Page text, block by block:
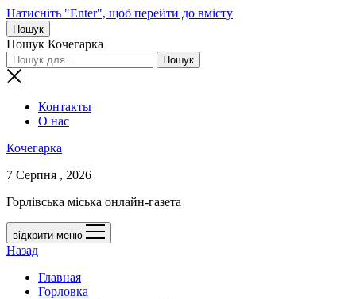
Натисніть "Enter", щоб перейти до вмісту
Пошук
Пошук Кочегарка
Контакты
О нас
Кочегарка
7 Серпня , 2026
Горлівська міська онлайн-газета
відкрити меню
Назад
Главная
Горловка